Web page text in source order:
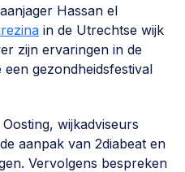
Hassan el
in de Utrechtse wijk
zijn ervaringen in de
gezondheidsfestival
wijkadviseurs
aanpak van 2diabeat en
Vervolgens bespreken